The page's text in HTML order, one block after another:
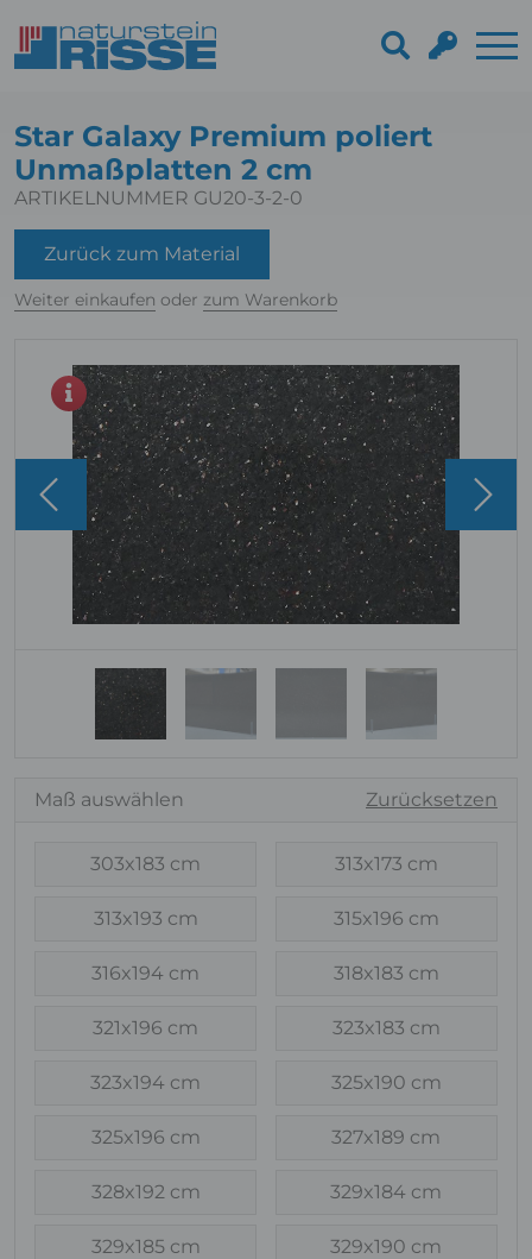
Star Galaxy Premium poliert
Unmaßplatten 2 cm
ARTIKELNUMMER GU20-3-2-0
Zurück zum Material
Weiter einkaufen oder zum Warenkorb
Maß auswählen Zurücksetzen
303x183 cm 313x173 cm
313x193 cm 315x196 cm
316x194 cm 318x183 cm
321x196 cm 323x183 cm
323x194 cm 325x190 cm
325x196 cm 327x189 cm
328x192 cm 329x184 cm
329x185 cm 329x190 cm